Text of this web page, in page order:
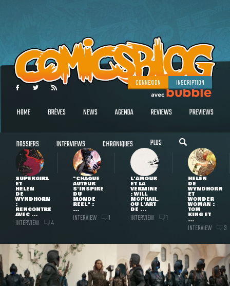
CONNEXION INSCRIPTION
HOME BRÈVES NEWS AGENDA REVIEWS PREVIEWS
DOSSIERS INTERVIEWS CHRONIQUES PLUS
SUPERGIRL
ET
HELEN
DE
WYNDHORN
:
RENCONTRE
AVEC ...
INTERVIEW 4
"CHAQUE
AUTEUR
S'INSPIRE
DU
MONDE
RÉEL" :
...
INTERVIEW 1
L'AMOUR
ET LA
VERMINE
: WILL
MCPHAIL,
OU L'ART
DE ...
INTERVIEW 1
HELEN
DE
WYNDHORN
ET
WONDER
WOMAN :
TOM
KING ET
...
INTERVIEW 3